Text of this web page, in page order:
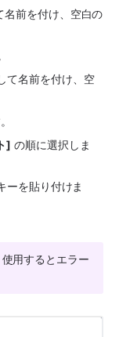
前を付け、空白の
て名前を付け、空
] の順に選択しま
ーを貼り付けま
用するとエラー